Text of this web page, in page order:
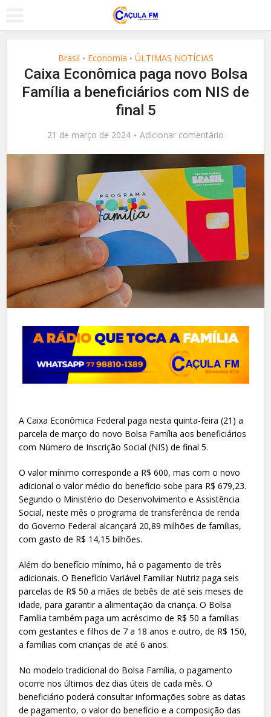
Brasil • Economia • ÚLTIMAS NOTÍCIAS
Caixa Econômica paga novo Bolsa
Família a beneficiários com NIS de
final 5
21 de março de 2024 Adicionar comentário
A Caixa Econômica Federal paga nesta quinta-feira (21) a
parcela de março do novo Bolsa Família aos beneficiários
com Número de Inscrição Social (NIS) de final 5.
O valor mínimo corresponde a R$ 600, mas com o novo
adicional o valor médio do benefício sobe para R$ 679,23.
Segundo o Ministério do Desenvolvimento e Assistência
Social, neste mês o programa de transferência de renda
do Governo Federal alcançará 20,89 milhões de famílias,
com gasto de R$ 14,15 bilhões.
Além do benefício mínimo, há o pagamento de três
adicionais. O Benefício Variável Familiar Nutriz paga seis
parcelas de R$ 50 a mães de bebês de até seis meses de
idade, para garantir a alimentação da criança. O Bolsa
Família também paga um acréscimo de R$ 50 a famílias
com gestantes e filhos de 7 a 18 anos e outro, de R$ 150,
a famílias com crianças de até 6 anos.
No modelo tradicional do Bolsa Família, o pagamento
ocorre nos últimos dez dias úteis de cada mês. O
beneficiário poderá consultar informações sobre as datas
de pagamento, o valor do benefício e a composição das